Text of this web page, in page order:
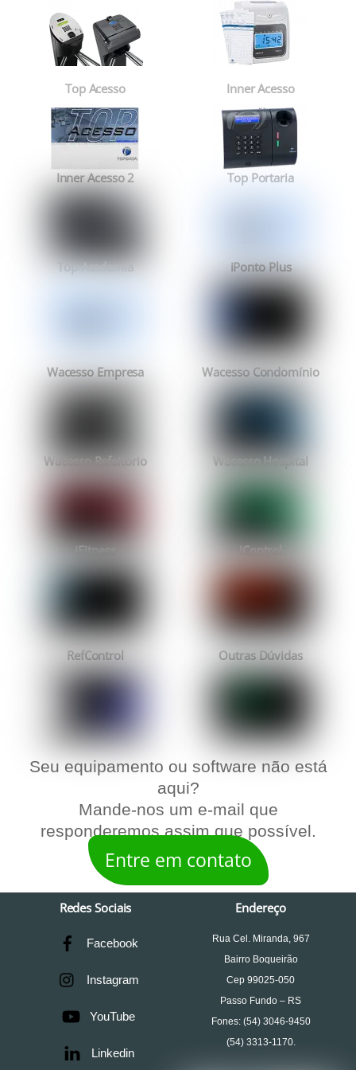
Perguntas Frequentes
Perguntas Frequentes
Top Acesso Inner Acesso
Inner Acesso 2 Top Portaria
Top Academia iPonto Plus
Wacesso Empresa Wacesso Condomínio
Wacesso Refeitório Wacesso Hospital
iFitness iControl
RefControl Outras Dúvidas
Seu equipamento ou software não está
aqui?
Mande-nos um e-mail que
responderemos assim que possível.
Entre em contato
Redes Sociais
Facebook
Instagram
YouTube
Linkedin
Endereço
Rua Cel. Miranda, 967
Bairro Boqueirão
Cep 99025-050
Passo Fundo – RS
Fones: (54) 3046-9450
(54) 3313-1170.